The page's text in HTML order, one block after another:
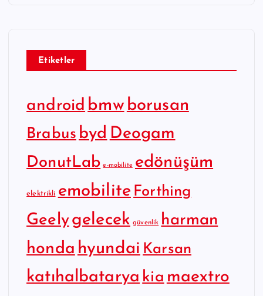
Etiketler
android bmw borusan
Brabus byd Deogam
DonutLab e-mobilite edönüşüm
elektrikli emobilite Forthing
Geelygelecek güvenlik harman
honda hyundai Karsan
katıhalbatarya kia maextro